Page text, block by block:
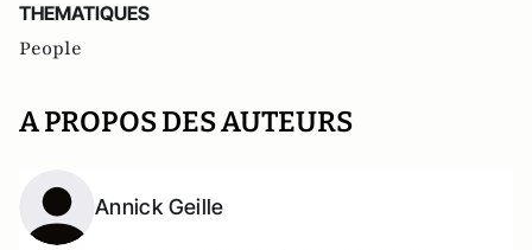
THEMATIQUES
People
A PROPOS DES AUTEURS
Annick Geille